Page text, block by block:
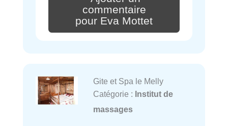
commentaire
pour Eva Mottet
Gite et Spa le Melly
Catégorie : Institut de
massages